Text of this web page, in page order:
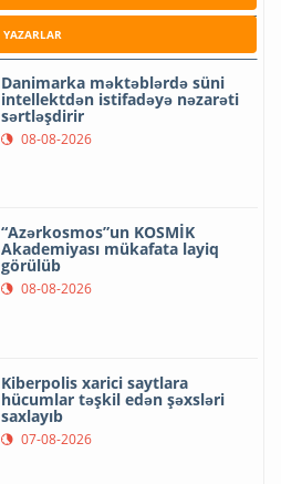
YAZARLAR
Danimarka məktəblərdə süni
intellektdən istifadəyə nəzarəti
sərtləşdirir
08-08-2026
“Azərkosmos”un KOSMİK
Akademiyası mükafata layiq
görülüb
08-08-2026
Kiberpolis xarici saytlara
hücumlar təşkil edən şəxsləri
saxlayıb
07-08-2026